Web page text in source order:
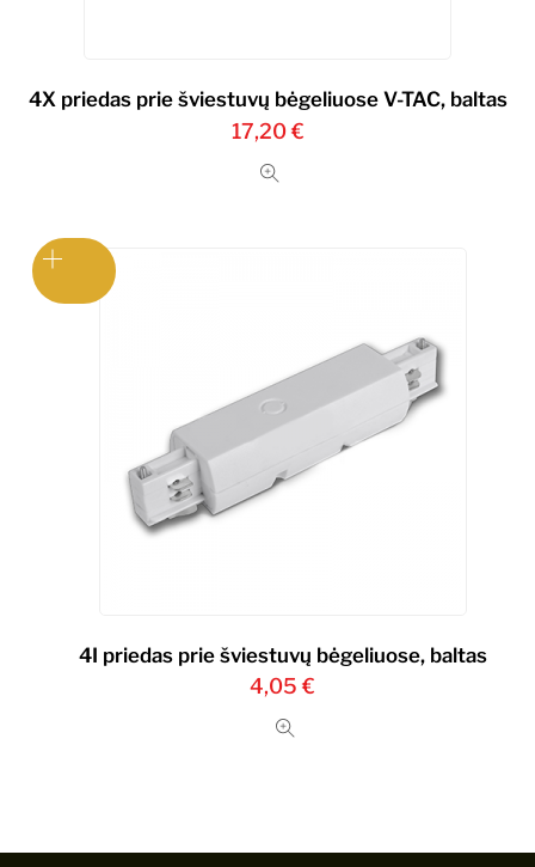
4X priedas prie šviestuvų bėgeliuose V-TAC, baltas
17,20€
4I priedas prie šviestuvų bėgeliuose, baltas
4,05€